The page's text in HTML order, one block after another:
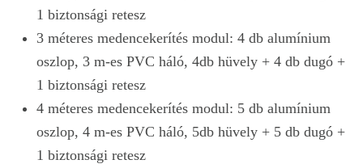
1 biztonsági retesz
3 méteres medencekerítés modul: 4 db alumínium
oszlop, 3 m-es PVC háló, 4db hüvely + 4 db dugó +
1 biztonsági retesz
4 méteres medencekerítés modul: 5 db alumínium
oszlop, 4 m-es PVC háló, 5db hüvely + 5 db dugó +
1 biztonsági retesz